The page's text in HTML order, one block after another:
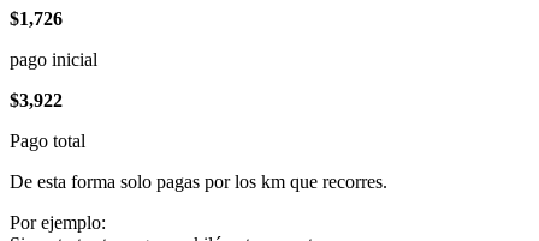
$1,726
pago inicial
$3,922
Pago total
De esta forma solo pagas por los km que recorres.
Por ejemplo: